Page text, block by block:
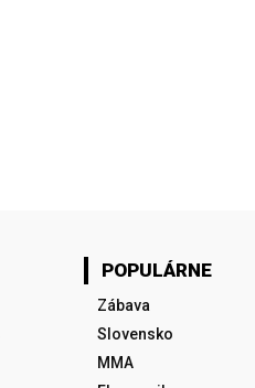
POPULÁRNE
Zábava
Slovensko
MMA